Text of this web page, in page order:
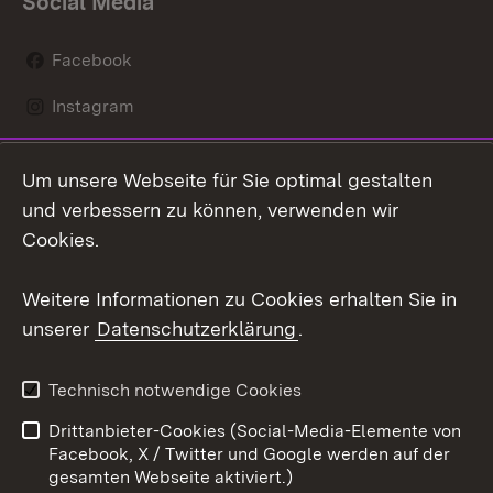
Facebook
Instagram
Mastodon
Youtube
Kontakt
Datenschutz
Barrierefreiheit
Impressum Cookies
Um unsere Webseite für Sie optimal gestalten
und verbessern zu können, verwenden wir
Cookies.
Weitere Informationen zu Cookies erhalten Sie in
unserer Datenschutzerklärung.
Technisch notwendige Cookies
Drittanbieter-Cookies (Social-Media-Elemente von
Facebook, X / Twitter und Google werden auf der
gesamten Webseite aktiviert.)